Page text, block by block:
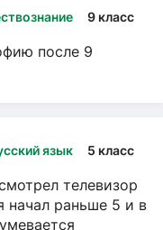
9 класс
после 9
язык 5 класс
телевизор
начал раньше 5 и в